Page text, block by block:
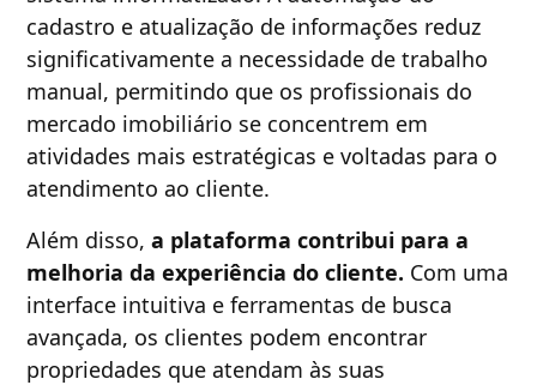
cadastro e atualização de informações reduz
significativamente a necessidade de trabalho
manual, permitindo que os profissionais do
mercado imobiliário se concentrem em
atividades mais estratégicas e voltadas para o
atendimento ao cliente.
Além disso,a plataforma contribui para a
melhoria da experiência do cliente. Com uma
interface intuitiva e ferramentas de busca
avançada, os clientes podem encontrar
propriedades que atendam às suas